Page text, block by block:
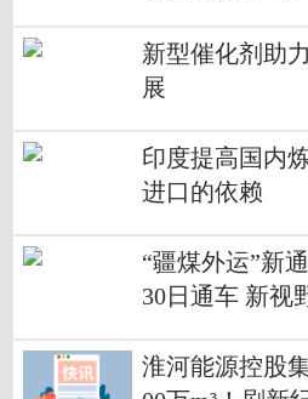
新型催化剂助
展
印度提高国内
进口的依赖
“疆煤外运”新
30日通车 新视
淮河能源控股